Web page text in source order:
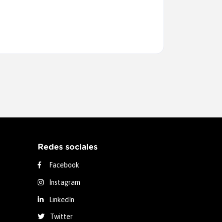
Redes sociales
Facebook
Instagram
LinkedIn
Twitter